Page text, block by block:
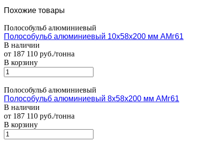
Похожие товары
Полособульб алюминиевый
Полособульб алюминиевый 10х58х200 мм АМг61
В наличии
от 187 110 руб./тонна
В корзину
Полособульб алюминиевый
Полособульб алюминиевый 8х58х200 мм АМг61
В наличии
от 187 110 руб./тонна
В корзину